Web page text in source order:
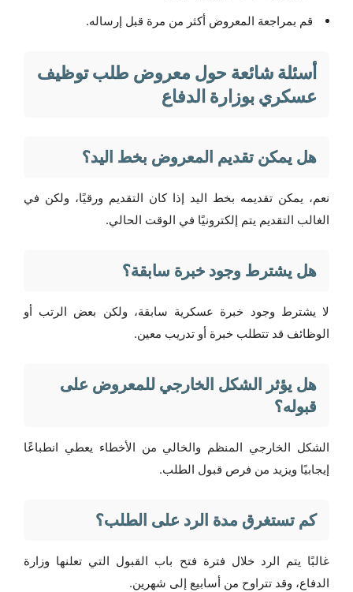
قم بمراجعة المعروض أكثر من مرة قبل إرساله.
أسئلة شائعة حول معروض طلب توظيف
عسكري بوزارة الدفاع
هل يمكن تقديم المعروض بخط اليد؟
نعم، يمكن تقديمه بخط اليد إذا كان التقديم ورقيًا، ولكن في
الغالب التقديم يتم إلكترونيًا في الوقت الحالي.
هل يشترط وجود خبرة سابقة؟
لا يشترط وجود خبرة عسكرية سابقة، ولكن بعض الرتب أو
الوظائف قد تتطلب خبرة أو تدريب معين.
هل يؤثر الشكل الخارجي للمعروض على
قبوله؟
الشكل الخارجي المنظم والخالي من الأخطاء يعطي انطباعًا
إيجابيًا ويزيد من فرص قبول الطلب.
كم تستغرق مدة الرد على الطلب؟
غالبًا يتم الرد خلال فترة فتح باب القبول التي تعلنها وزارة
الدفاع، وقد تتراوح من أسابيع إلى شهرين.